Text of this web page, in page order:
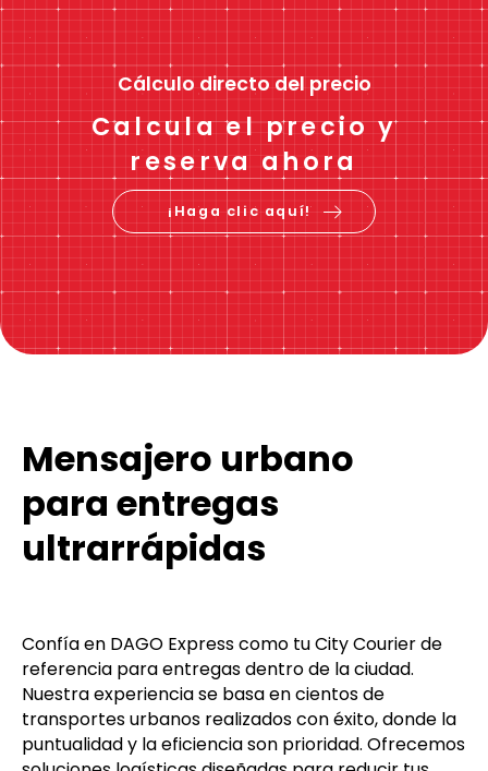
Cálculo directo del precio
Calcula el precio y
reserva ahora
¡Haga clic aquí!
Mensajero urbano
para entregas
ultrarrápidas
Confía en DAGO Express como tu City Courier de
referencia para entregas dentro de la ciudad.
Nuestra experiencia se basa en cientos de
transportes urbanos realizados con éxito, donde la
puntualidad y la eficiencia son prioridad. Ofrecemos